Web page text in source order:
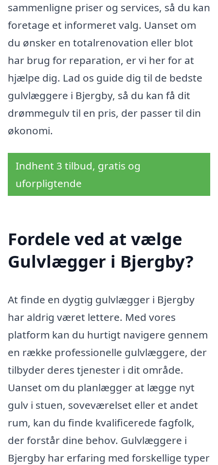
sammenligne priser og services, så du kan
foretage et informeret valg. Uanset om
du ønsker en totalrenovation eller blot
har brug for reparation, er vi her for at
hjælpe dig. Lad os guide dig til de bedste
gulvlæggere i Bjergby, så du kan få dit
drømmegulv til en pris, der passer til din
økonomi.
Indhent 3 tilbud, gratis og
uforpligtende
Fordele ved at vælge
Gulvlægger i Bjergby?
At finde en dygtig gulvlægger i Bjergby
har aldrig været lettere. Med vores
platform kan du hurtigt navigere gennem
en række professionelle gulvlæggere, der
tilbyder deres tjenester i dit område.
Uanset om du planlægger at lægge nyt
gulv i stuen, soveværelset eller et andet
rum, kan du finde kvalificerede fagfolk,
der forstår dine behov. Gulvlæggere i
Bjergby har erfaring med forskellige typer